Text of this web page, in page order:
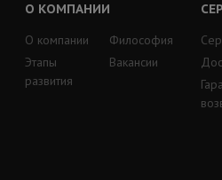
О КОМПАНИИ
О компании
Этапы
развития
Философия
Вакансии